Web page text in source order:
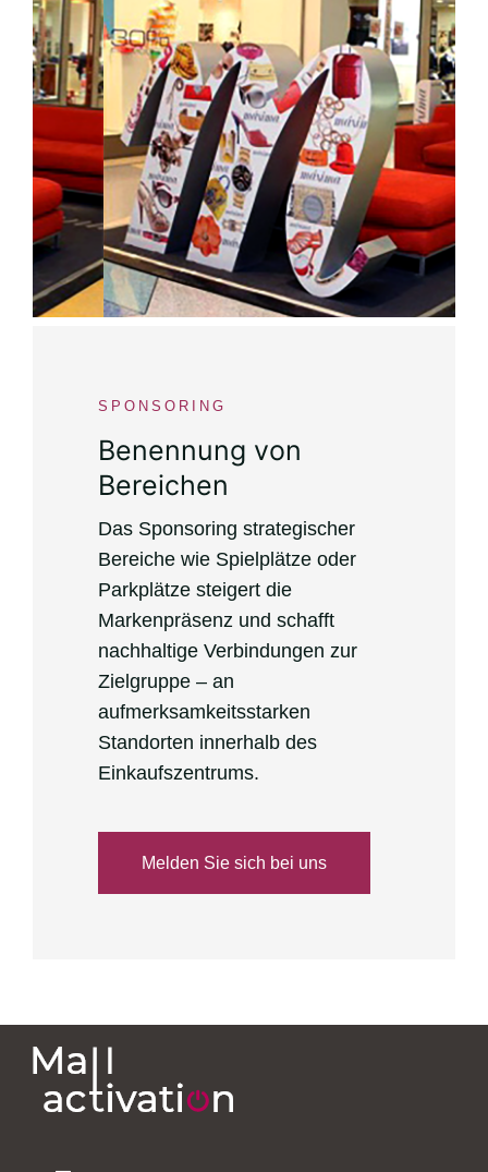
SPONSORING
Benennung von
Bereichen
Das Sponsoring strategischer
Bereiche wie Spielplätze oder
Parkplätze steigert die
Markenpräsenz und schafft
nachhaltige Verbindungen zur
Zielgruppe – an
aufmerksamkeitsstarken
Standorten innerhalb des
Einkaufszentrums.
Melden Sie sich bei uns